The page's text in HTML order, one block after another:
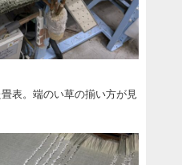
表。端のい草の揃い方が見